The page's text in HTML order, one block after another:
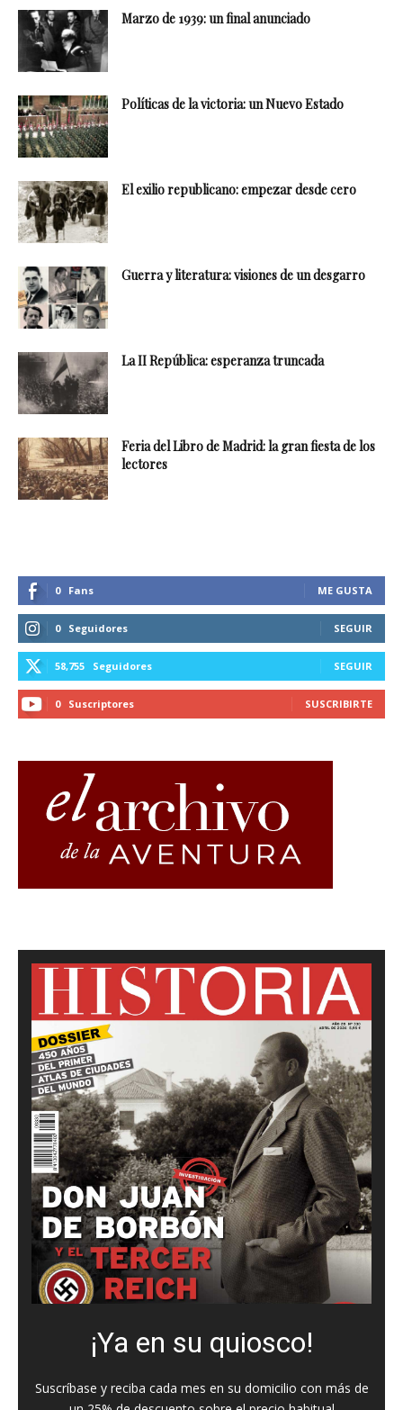
Marzo de 1939: un final anunciado
Políticas de la victoria: un Nuevo Estado
El exilio republicano: empezar desde cero
Guerra y literatura: visiones de un desgarro
La II República: esperanza truncada
Feria del Libro de Madrid: la gran fiesta de los
lectores
0 Fans ME GUSTA
0 Seguidores SEGUIR
58,755 Seguidores SEGUIR
0 Suscriptores SUSCRIBIRTE
¡Ya en su quiosco!
Suscríbase y reciba cada mes en su domicilio con más de